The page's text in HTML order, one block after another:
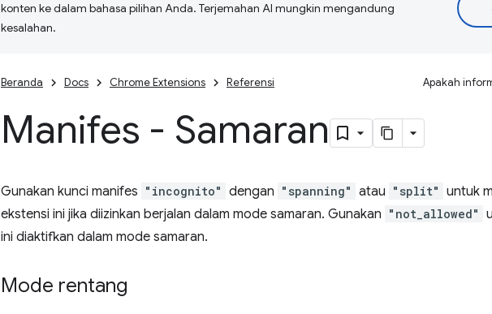
konten ke dalam bahasa pilihan Anda. Terjemahan AI mungkin mengandung
kesalahan.
Beranda Docs Chrome Extensions Referensi Apakah
Manifes - Samaran
Gunakan kunci manifes "incognito" dengan "spanning" atau "split" untuk
ekstensi ini jika diizinkan berjalan dalam mode samaran. Gunakan "not_allowed"
ini diaktifkan dalam mode samaran.
Mode rentang